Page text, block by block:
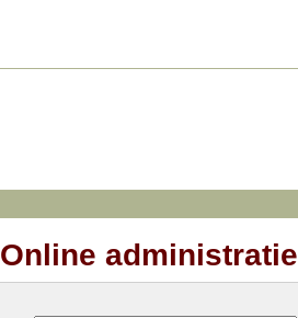
Online administratie